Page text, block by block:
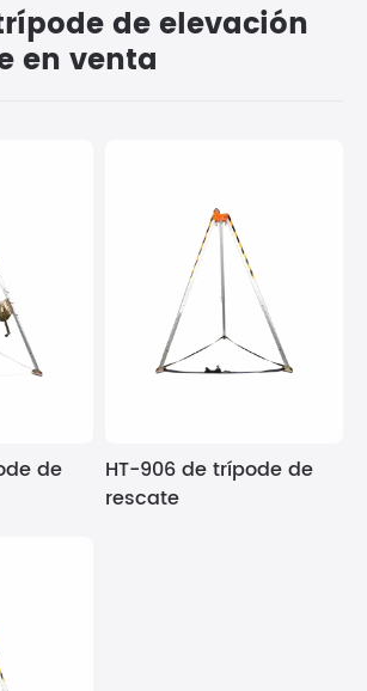
de elevación
en venta
de
HT-906 de trípode de
rescate